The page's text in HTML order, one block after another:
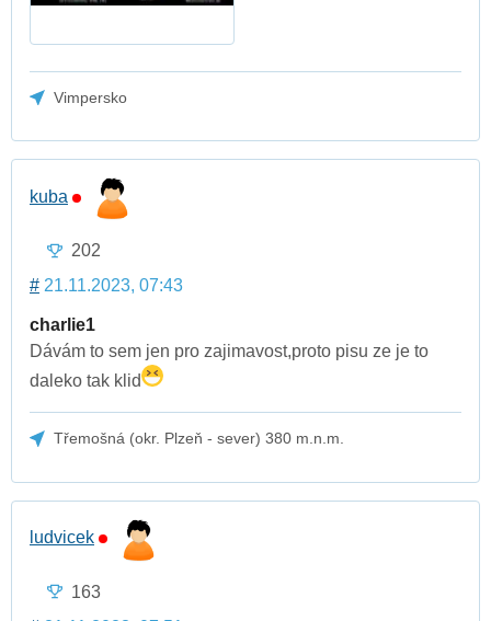
Vimpersko
kuba
202
# 21.11.2023, 07:43
charlie1
Dávám to sem jen pro zajimavost,proto pisu ze je to
daleko tak klid
Třemošná (okr. Plzeň - sever) 380 m.n.m.
ludvicek
163